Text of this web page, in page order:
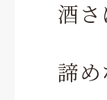
酒
諦め